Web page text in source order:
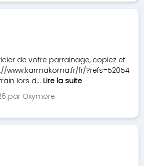
de votre parrainage, copiez et
www.karmakoma.fr/fr/?refs=52054
lors d... Lire la suite
par Oxymore